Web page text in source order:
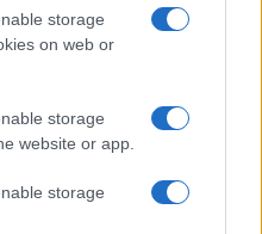
storage
on web or
storage
website or app.
storage
il weekend a Olbia e in
Gallura, bella anche dal
come fa